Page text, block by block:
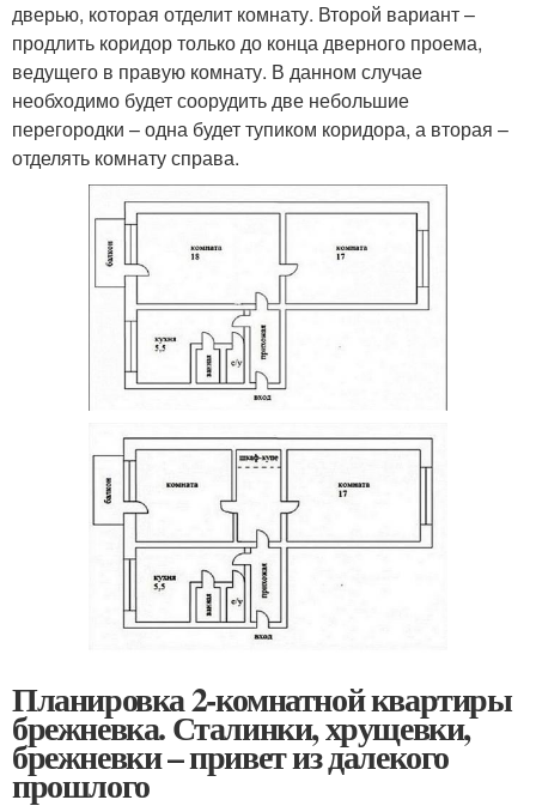
дверью, которая отделит комнату. Второй вариант –
продлить коридор только до конца дверного проема,
ведущего в правую комнату. В данном случае
необходимо будет соорудить две небольшие
перегородки – одна будет тупиком коридора, а вторая –
отделять комнату справа.
Планировка 2-комнатной квартиры
брежневка. Сталинки, хрущевки,
брежневки – привет из далекого
прошлого